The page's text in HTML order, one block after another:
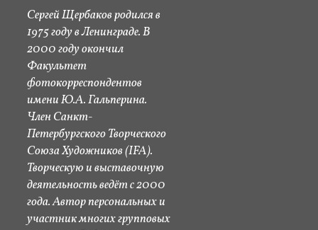
Сергей Щербаков родился в
1975 году в Ленинграде. В
2000 году окончил
Факультет
фотокорреспондентов
имени Ю.А. Гальперина.
Член Санкт-
Петербургского Творческого
Союза Художников (IFA).
Творческую и выставочную
деятельность ведёт с 2000
года. Автор персональных и
участник многих групповых